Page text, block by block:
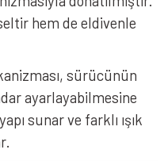
hem de eldivenle
sürücünün
ayarlayabilmesine
sunar ve farklı ışık